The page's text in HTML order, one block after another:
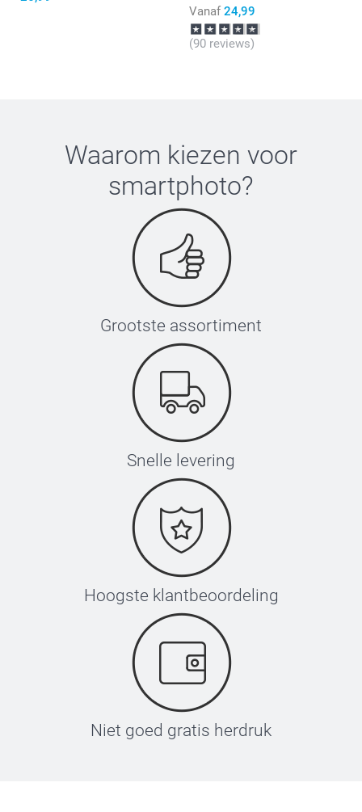
Vanaf 24,99
(90 reviews)
Waarom kiezen voor
smartphoto?
Grootste assortiment
Snelle levering
Hoogste klantbeoordeling
Niet goed gratis herdruk